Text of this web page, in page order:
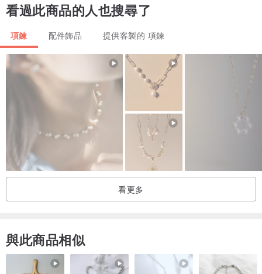
看過此商品的人也搜尋了
項鍊 配件飾品 提供客製的 項鍊
看更多
與此商品相似